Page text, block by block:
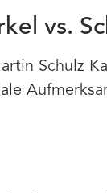
vs.
Schulz